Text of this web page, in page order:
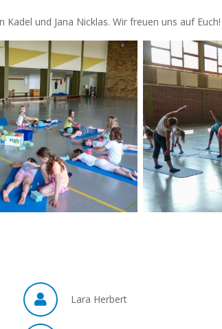
und Jana Nicklas. Wir freuen uns auf Euch!
Lara Herbert